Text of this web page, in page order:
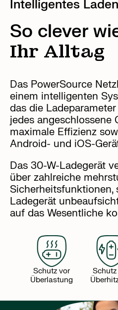
Intelligentes Laden
So clever
Ihr Alltag
Das PowerSource
einem intelligenten
das die
jedes angeschlossene
maximale Effizienz
Android- und iOS-
Das 30-W-Ladegerät
über zahlreiche
Sicherheitsfunktionen,
Ladegerät
auf das Wesentliche
Schutz vor
Überlastung